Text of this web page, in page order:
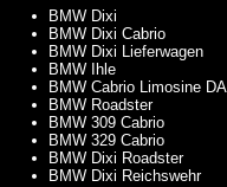
BMW Dixi
BMW Dixi Cabrio
BMW Dixi Lieferwagen
BMW Ihle
BMW Cabrio Limosine
BMW Roadster
BMW 309 Cabrio
BMW 329 Cabrio
BMW Dixi Roadster
BMW Dixi Reichswehr